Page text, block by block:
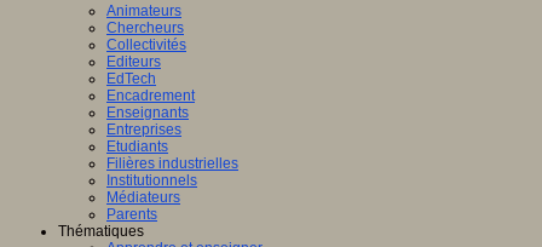
Animateurs
Chercheurs
Collectivités
Editeurs
EdTech
Encadrement
Enseignants
Entreprises
Etudiants
Filières industrielles
Institutionnels
Médiateurs
Parents
Thématiques